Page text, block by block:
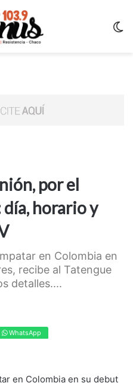
por el
horario y
en Colombia en
recibe al Tatengue
detalles....
WhatsApp
en Colombia en su debut